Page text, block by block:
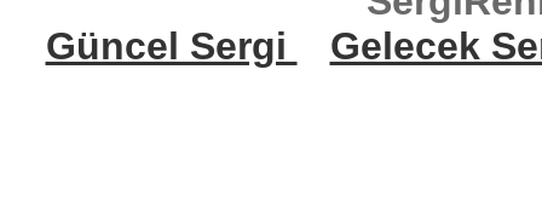
Güncel Sergi
Gelecek